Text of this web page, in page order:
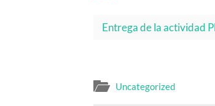
Entrega de la actividad
Uncategorized